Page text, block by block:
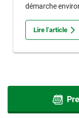
démarche
Lire l’article